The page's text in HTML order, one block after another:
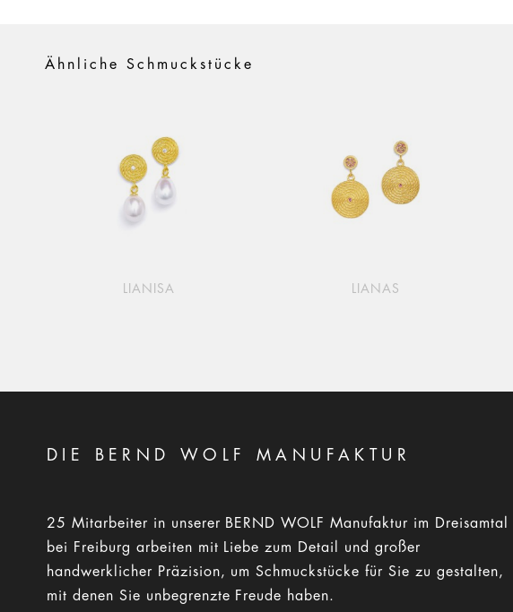
Ähnliche Schmuckstücke
LIANISA LIANAS
DIE BERND WOLF MANUFAKTUR
25 Mitarbeiter in unserer BERND WOLF Manufaktur im Dreisamtal
bei Freiburg arbeiten mit Liebe zum Detail und großer
handwerklicher Präzision, um Schmuckstücke für Sie zu gestalten,
mit denen Sie unbegrenzte Freude haben.